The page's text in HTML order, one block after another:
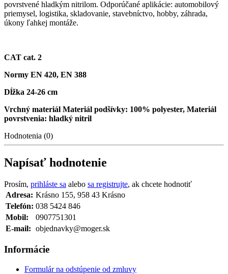
povrstvené hladkým nitrilom. Odporúčané aplikácie: automobilový
priemysel, logistika, skladovanie, stavebníctvo, hobby, záhrada,
úkony ľahkej montáže.
CAT cat. 2
Normy EN 420, EN 388
Dĺžka 24-26 cm
Vrchný materiál Materiál podšívky: 100% polyester, Materiál
povrstvenia: hladký nitril
Hodnotenia (0)
Napísať hodnotenie
Prosím, prihláste sa alebo sa registrujte, ak chcete hodnotiť
Adresa: Krásno 155, 958 43 Krásno
Telefón: 038 5424 846
Mobil:
0907751301
E-mail: objednavky@moger.sk
Informácie
Formulár na odstúpenie od zmluvy